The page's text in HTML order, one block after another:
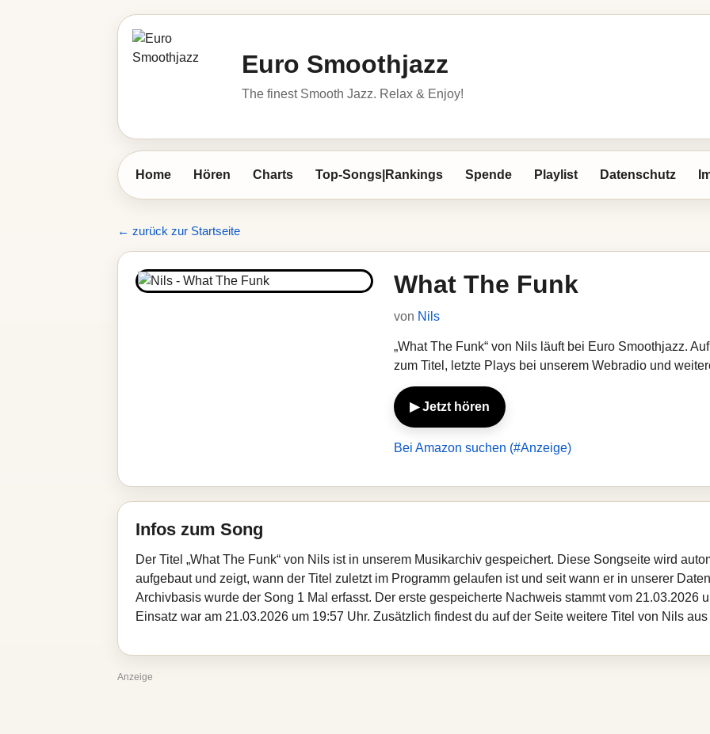
Euro Smoothjazz
The finest Smooth Jazz. Relax & Enjoy!
Home Hören Charts Top-Songs|Rankings Spende Playlist Datenschutz
← zurück zur Startseite
What The Funk
von Nils
„What The Funk“ von Nils läuft bei Euro Smoothjazz.
zum Titel, letzte Plays bei unserem Webradio und
▶ Jetzt hören
Bei Amazon suchen (#Anzeige)
Infos zum Song
Der Titel „What The Funk“ von Nils ist in unserem Musikarchiv gespeichert. Diese Songseite wird
aufgebaut und zeigt, wann der Titel zuletzt im Programm gelaufen ist und seit wann er in unserer
Archivbasis wurde der Song 1 Mal erfasst. Der erste gespeicherte Nachweis stammt vom 21.03.2026
Einsatz war am 21.03.2026 um 19:57 Uhr. Zusätzlich findest du auf der Seite weitere Titel von Nils aus
Anzeige